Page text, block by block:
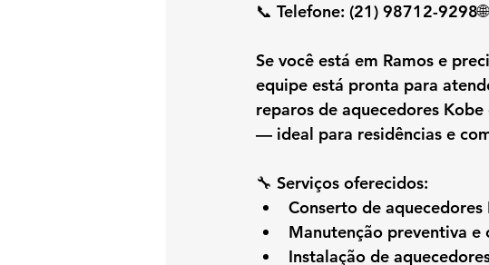
📞 Telefone: (21) 98712-9298🌐
Se você está em Ramos e
equipe está pronta para
reparos de aquecedores
— ideal para residências e
🔧 Serviços oferecidos:
Conserto de aquecedores
Manutenção preventiva e
Instalação de